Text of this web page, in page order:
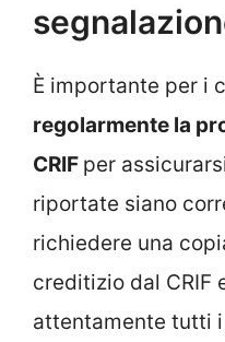
È importante per i
regolarmente la
CRIF per
riportate siano
richiedere una
creditizio dal CRIF
attentamente tutti